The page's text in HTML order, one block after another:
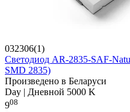
032306(1)
Светодиод AR-2835-SAF-
SMD 2835)
Произведено в Беларуси
Day | Дневной 5000 K
908